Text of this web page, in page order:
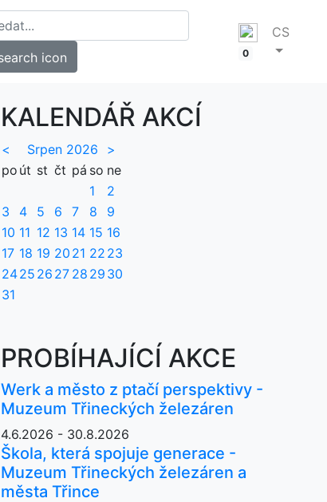
0
CS
KALENDÁŘ AKCÍ
< Srpen 2026
>
po út st čt pá so ne
1
2
3
4 5 6 7 8
9
10 11 12 13 14 15 16
17 18 19 20 21 22 23
2425 26 27 28 29 30
31
PROBÍHAJÍCÍ AKCE
Werk a město z ptačí perspektivy -
Muzeum Třineckých železáren
4.6.2026 - 30.8.2026
Škola, která spojuje generace -
Muzeum Třineckých železáren a
města Třince